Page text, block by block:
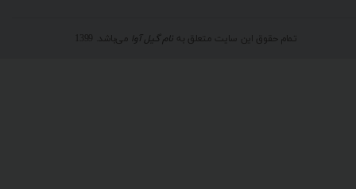
تمام حقوق این سایت متعلق به نام گیل آوا می‌باشد. 1399